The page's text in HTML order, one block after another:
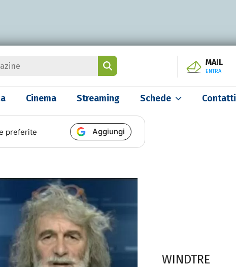
MAIL
ENTRA
Cinema Streaming Schede Contatti
preferite Aggiungi
WINDTRE